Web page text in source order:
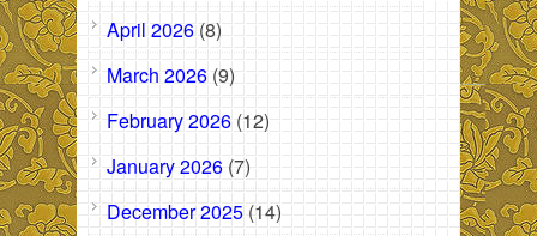
April 2026 (8)
March 2026 (9)
February 2026 (12)
January 2026 (7)
December 2025 (14)